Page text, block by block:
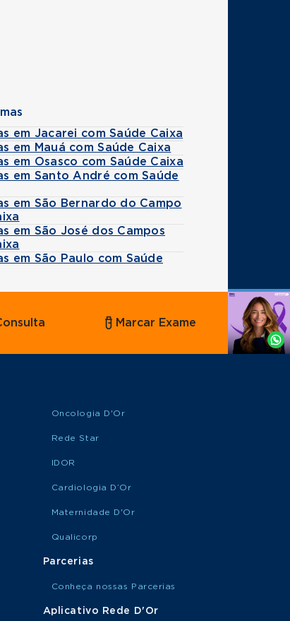
em Jacarei com Saúde Caixa
em Mauá com Saúde Caixa
em Osasco com Saúde Caixa
em Santo André com Saúde
em São Bernardo do Campo
em São José dos Campos
em São Paulo com Saúde
Agende
Whatsapp
Marcar Exame
Oncologia D'Or
Rede Star
IDOR
Cardiologia D’Or
Maternidade D'Or
Qualicorp
Parcerias
Conheça nossas Parcerias
Aplicativo Rede D'Or